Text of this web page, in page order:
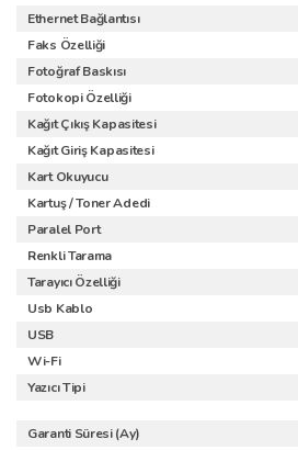
Ethernet Bağlantısı
Faks Özelliği
Fotoğraf Baskısı
Fotokopi Özelliği
Kağıt Çıkış Kapasitesi
Kağıt Giriş Kapasitesi
Kart Okuyucu
Kartuş / Toner Adedi
Paralel Port
Renkli Tarama
Tarayıcı Özelliği
Usb Kablo
USB
Wi-Fi
Yazıcı Tipi
Garanti Süresi (Ay)